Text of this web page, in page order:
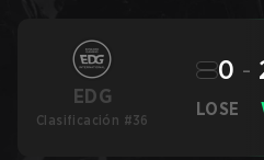
EDG
Clasificación #36
LOSE
0 -